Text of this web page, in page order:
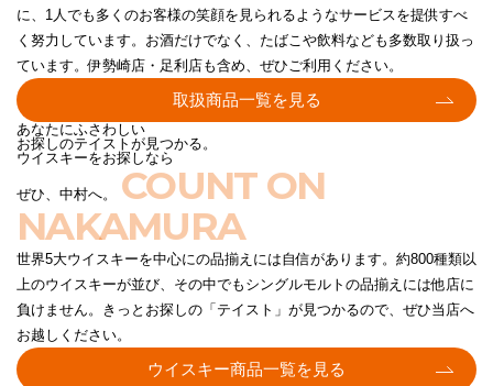
に、1人でも多くのお客様の笑顔を見られるようなサービスを提供すべ
く努力しています。お酒だけでなく、たばこや飲料なども多数取り扱っ
ています。伊勢崎店・足利店も含め、ぜひご利用ください。
取扱商品一覧を見る
あなたにふさわしい
お探しのテイストが見つかる。
ウイスキーをお探しなら
ぜひ、中村へ。 COUNT ON
NAKAMURA
世界5大ウイスキーを中心にの品揃えには自信があります。約800種類以
上のウイスキーが並び、その中でもシングルモルトの品揃えには他店に
負けません。きっとお探しの「テイスト」が見つかるので、ぜひ当店へ
お越しください。
ウイスキー商品一覧を見る